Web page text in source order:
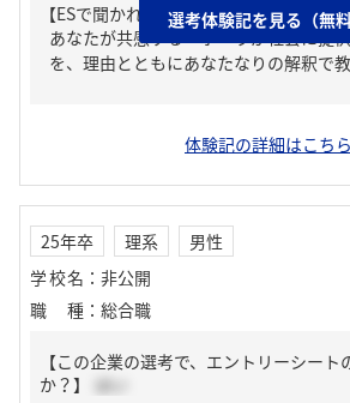
【ESで聞かれた質問】
あなたが共感する「ポーラが社会に提
を、理由とともにあなたなりの解釈で
体験記の詳細はこちら
選考体験記を見る（無料
25年卒 理系
男性
学校名 ： 非公開
職種 ： 総合職
【この企業の選考で、エントリーシー
か？】
はい